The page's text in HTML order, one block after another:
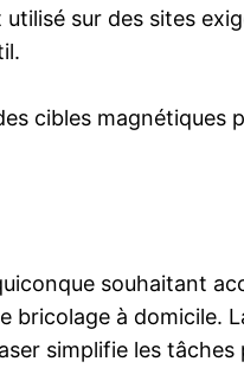
sur des sites
cibles magnétiques
souhaitant
bricolage à domicile.
simplifie les tâches